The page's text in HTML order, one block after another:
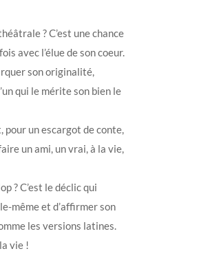
? C’est une chance
avec l’élue de son coeur.
son originalité,
qui le mérite son bien le
pour un escargot de conte,
un ami, un vrai, à la vie,
? C’est le déclic qui
même et d’affirmer son
les versions latines.
vie !